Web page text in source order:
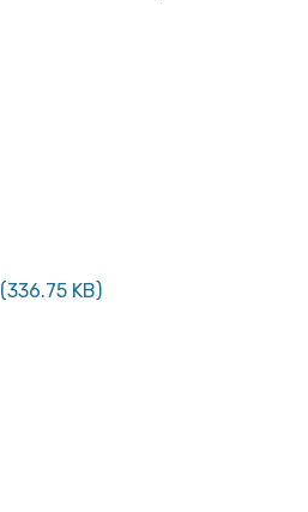
(336.75 KB)